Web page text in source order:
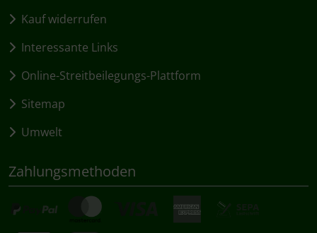
Kauf widerrufen
Interessante Links
Online-Streitbeilegungs-Plattform
Sitemap
Umwelt
Zahlungsmethoden